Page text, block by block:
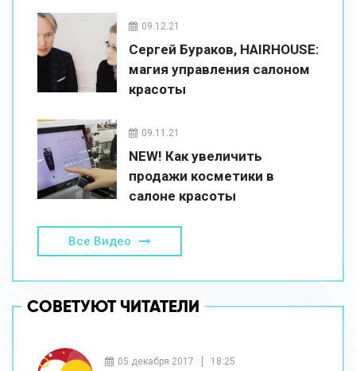
09.12.21
Сергей Бураков, HAIRHOUSE:
магия управления салоном
красоты
09.11.21
NEW! Как увеличить
продажи косметики в
салоне красоты
Все Видео
СОВЕТУЮТ ЧИТАТЕЛИ
05 декабря 2017 18:25